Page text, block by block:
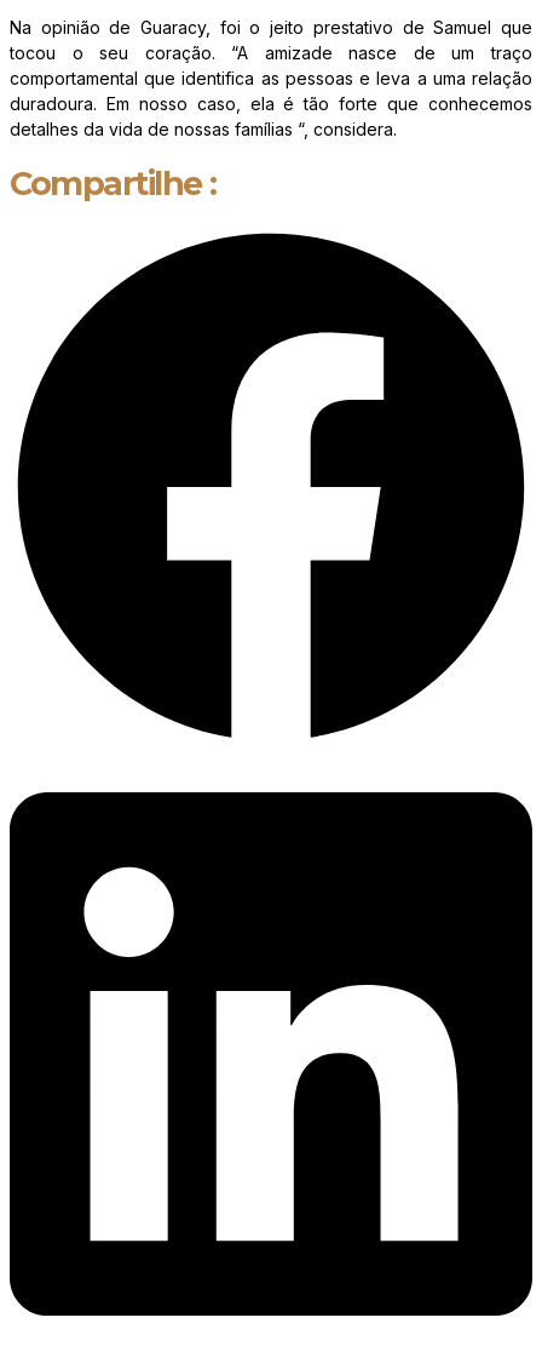
Na opinião de Guaracy, foi o jeito prestativo de Samuel que
tocou o seu coração. “A amizade nasce de um traço
comportamental que identifica as pessoas e leva a uma relação
duradoura. Em nosso caso, ela é tão forte que conhecemos
detalhes da vida de nossas famílias “, considera.
Compartilhe :